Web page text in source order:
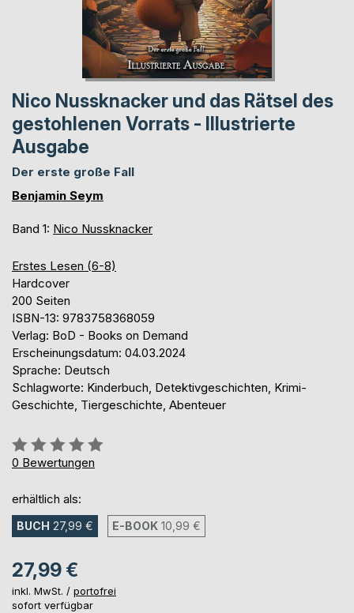
Nico Nussknacker und das Rätsel des
gestohlenen Vorrats - Illustrierte
Ausgabe
Der erste große Fall
Benjamin Seym
Band 1: Nico Nussknacker
Erstes Lesen (6-8)
Hardcover
200 Seiten
ISBN-13: 9783758368059
Verlag: BoD - Books on Demand
Erscheinungsdatum: 04.03.2024
Sprache: Deutsch
Schlagworte: Kinderbuch, Detektivgeschichten, Krimi-
Geschichte, Tiergeschichte, Abenteuer
Bewertung::
0%
0 Bewertungen
erhältlich als:
BUCH 27,99 € E-BOOK 10,99 €
27,99 €
inkl. MwSt. / portofrei
sofort verfügbar